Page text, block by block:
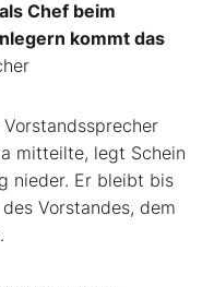
Chef beim
kommt das
mitteilte, legt Schein
nieder. Er bleibt bis
Vorstandes, dem